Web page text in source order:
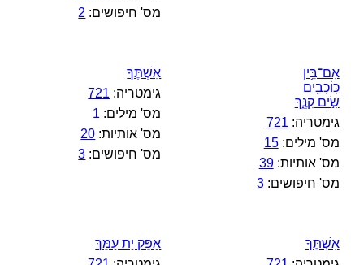
מס' חיפושים: 2
אִם־בֵּ֥ין
כּֽוֹכָבִ֖ים
שִׂ֣ים קִנֶּ֑ךָ
גימטריה: 721
מס' מילים:15
מס' אותיות:39
מס' חיפושים:3
אִשְׁתֶּךָ
גימטריה: 721
מס' מילים: 1
מס' אותיות: 20
מס' חיפושים: 3
אִשְׁתֶּךָ
אַפֵּק יַת עַמֵּךְ